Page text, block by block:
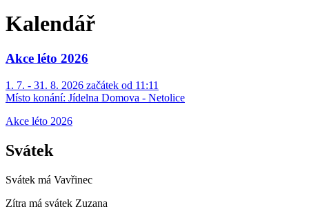
Kalendář
Akce léto 2026
1. 7. - 31. 8. 2026 začátek od 11:11
Místo konání: Jídelna Domova - Netolice
Akce léto 2026
Svátek
Svátek má Vavřinec
Zítra má svátek Zuzana